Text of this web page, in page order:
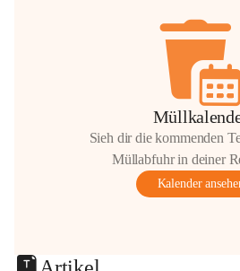
Sieh dir die kommenden
Müllabfuhr in deiner
Kalender